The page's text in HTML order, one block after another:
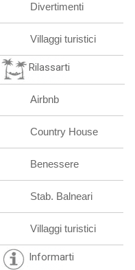
Divertimenti
Villaggi turistici
Rilassarti
Airbnb
Country House
Benessere
Stab. Balneari
Villaggi turistici
Informarti